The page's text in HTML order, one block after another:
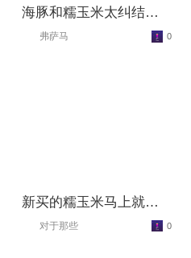
海豚和糯玉米太纠结
了！？
弗萨马 0
新买的糯玉米马上就要
满月啦，来一波分享
对于那些 0